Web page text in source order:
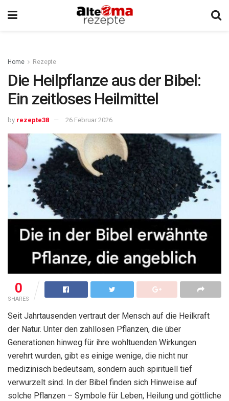
Home Rezepte
Die Heilpflanze aus der Bibel:
Ein zeitloses Heilmittel
by rezepte38 26 Februar 2026
0
SHARES
Seit Jahrtausenden vertraut der Mensch auf die Heilkraft
der Natur. Unter den zahllosen Pflanzen, die über
Generationen hinweg für ihre wohltuenden Wirkungen
verehrt wurden, gibt es einige wenige, die nicht nur
medizinisch bedeutsam, sondern auch spirituell tief
verwurzelt sind. In der Bibel finden sich Hinweise auf
solche Pflanzen – Symbole für Leben, Heilung und göttliche